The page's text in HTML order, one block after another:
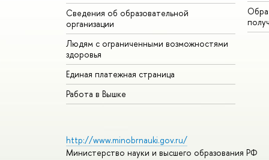
Сведения об образовательной
организации
Людям с ограниченными возможностями
здоровья
Единая платежная страница
Работа в Вышке
http://www.minobrnauki.gov.ru/
Министерство науки и высшего образования РФ